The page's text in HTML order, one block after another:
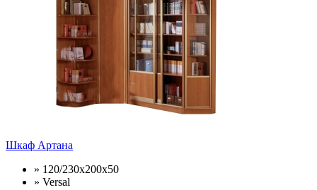
Шкаф Артана
» 120/230x200x50
» Versal